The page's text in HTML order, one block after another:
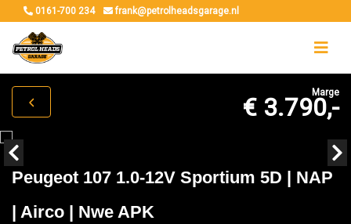
0161-700 234 frank@petrolheadsgarage.nl
Marge
€ 3.790,-
Peugeot 107 1.0-12V Sportium 5D | NAP
| Airco | Nwe APK